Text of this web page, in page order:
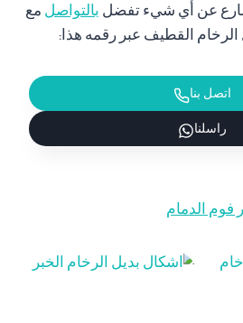
عن أي شيء تفضل بالتواصل مع
القطيف عبر رقمه هذا:
اتصل بنا
راسلنا
فوم الدمام